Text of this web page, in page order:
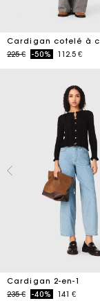
Cardigan cotelé à
Price reduced from
225 €to-50% 112.5 €
Cardigan 2-en-1
Price reduced from
235 €to-40% 141 €